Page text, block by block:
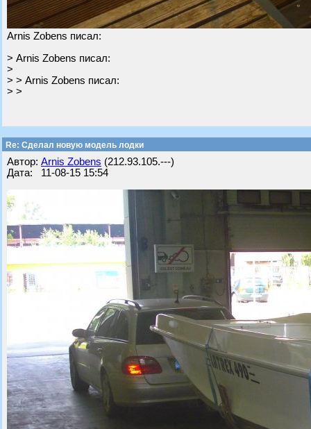
Arnis Zobens писал:
> Arnis Zobens писал:
>
> > Arnis Zobens писал:
> >
Re: Cделал новую модель лодки
Автор: Arnis Zobens (212.93.105.---)
Дата: 11-08-15 15:54